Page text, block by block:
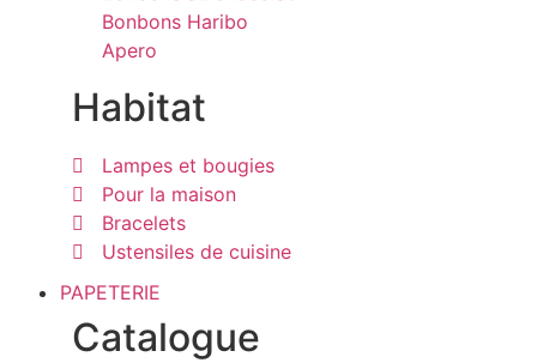
Bonbons Haribo
Apero
Habitat
Lampes et bougies
Pour la maison
Bracelets
Ustensiles de cuisine
PAPETERIE
Catalogue